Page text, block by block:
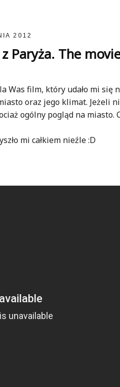
2012
Paryża. The
Was film, który udało mi się
oraz jego klimat. Jeżeli
ogólny pogląd na miasto.
mi całkiem nieźle :D